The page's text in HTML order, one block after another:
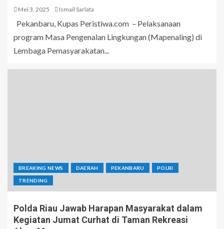
Mei 3, 2025 Ismail Sarlata
Pekanbaru, Kupas Peristiwa.com – Pelaksanaan
program Masa Pengenalan Lingkungan (Mapenaling) di
Lembaga Pemasyarakatan...
BREAKING NEWS DAERAH PEKANBARU POLRI
TRENDING
Polda Riau Jawab Harapan Masyarakat dalam
Kegiatan Jumat Curhat di Taman Rekreasi